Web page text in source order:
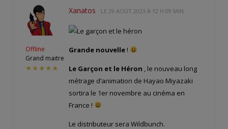
Offline
Grand maitre
★★★★★
Xanatos LE 29 AOÛT 2023 À 12 H 09 MIN
Grande nouvelle !
Le Garçon et le Héron , le nouveau long
métrage d’animation de Hayao Miyazaki
sortira le 1er novembre au cinéma en
France !
Le distributeur sera Wildbunch.